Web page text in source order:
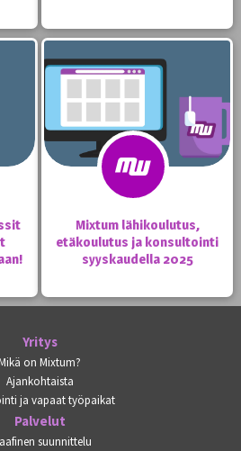
Mixtum lähikoulutus,
etäkoulutus ja konsultointi
syyskaudella 2025
Yritys
on Mixtum?
Ajankohtaista
ja vapaat työpaikat
Palvelut
suunnittelu